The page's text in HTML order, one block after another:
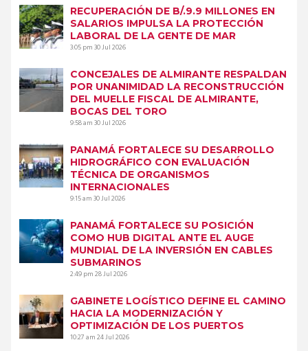
RECUPERACIÓN DE B/.9.9 MILLONES EN
SALARIOS IMPULSA LA PROTECCIÓN
LABORAL DE LA GENTE DE MAR
3:05 pm30 Jul 2026
CONCEJALES DE ALMIRANTE RESPALDAN
POR UNANIMIDAD LA RECONSTRUCCIÓN
DEL MUELLE FISCAL DE ALMIRANTE,
BOCAS DEL TORO
9:58 am30 Jul 2026
PANAMÁ FORTALECE SU DESARROLLO
HIDROGRÁFICO CON EVALUACIÓN
TÉCNICA DE ORGANISMOS
INTERNACIONALES
9:15 am30 Jul 2026
PANAMÁ FORTALECE SU POSICIÓN
COMO HUB DIGITAL ANTE EL AUGE
MUNDIAL DE LA INVERSIÓN EN CABLES
SUBMARINOS
2:49 pm28 Jul 2026
GABINETE LOGÍSTICO DEFINE EL CAMINO
HACIA LA MODERNIZACIÓN Y
OPTIMIZACIÓN DE LOS PUERTOS
10:27 am24 Jul 2026